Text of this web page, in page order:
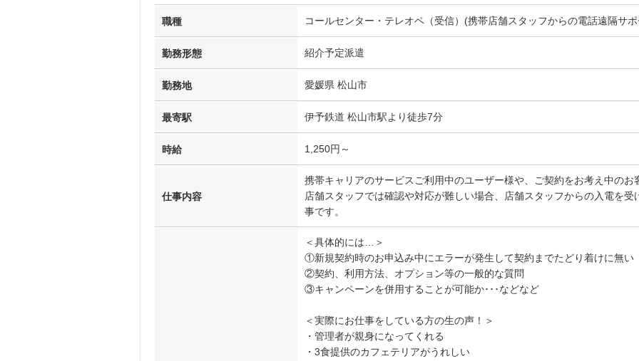
職種 コールセンター・テレオペ（受信）(携帯店舗スタッフからの電話遠隔サ
勤務形態 紹介予定派遣
勤務地 愛媛県 松山市
最寄駅 伊予鉄道 松山市駅より徒歩7分
時給 1,250円～
仕事内容
携帯キャリアのサービスご利用中のユーザー様や、ご契約をお考え中の
店舗スタッフでは確認や対応が難しい場合、店舗スタッフからの入電を
事です。
＜具体的には…＞
①新規契約時のお申込み中にエラーが発生して契約までたどり着けに無い
②契約、利用方法、オプション等の一般的な質問
③キャンペーンを併用することが可能か･･･などなど
＜実際にお仕事をしている方の生の声！＞
・管理者が親身になってくれる
・3食提供のカフェテリアがうれしい